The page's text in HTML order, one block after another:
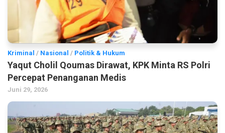
Kriminal / Nasional / Politik & Hukum
Yaqut Cholil Qoumas Dirawat, KPK Minta RS Polri
Percepat Penanganan Medis
Juni 29, 2026